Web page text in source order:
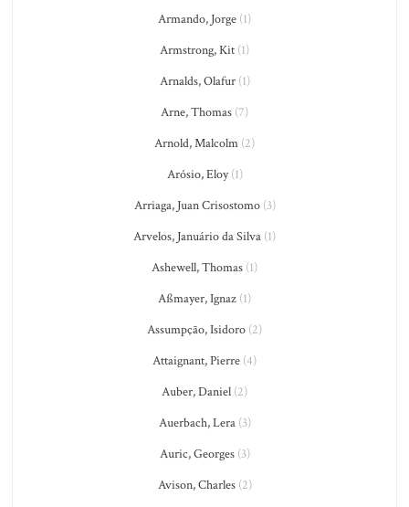
Armando, Jorge (1)
Armstrong, Kit (1)
Arnalds, Olafur(1)
Arne, Thomas (7)
Arnold, Malcolm (2)
Arósio, Eloy(1)
Arriaga, Juan Crisostomo(3)
Arvelos, Januário da Silva (1)
Ashewell, Thomas (1)
Aßmayer, Ignaz (1)
Assumpção, Isidoro (2)
Attaignant, Pierre (4)
Auber, Daniel (2)
Auerbach, Lera(3)
Auric, Georges(3)
Avison, Charles(2)